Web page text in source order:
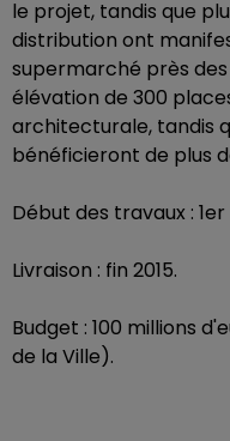
le projet, tandis que
distribution ont
supermarché près
élévation de 300
architecturale, tandis
bénéficieront de plus
Début des travaux :
Livraison : fin 2015.
Budget : 100 millions
de la Ville).